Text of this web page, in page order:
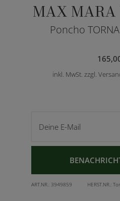
MAX MARA
Poncho
inkl. MwSt. zzgl.
ART.NR.: 3949859 HERST.NR.: